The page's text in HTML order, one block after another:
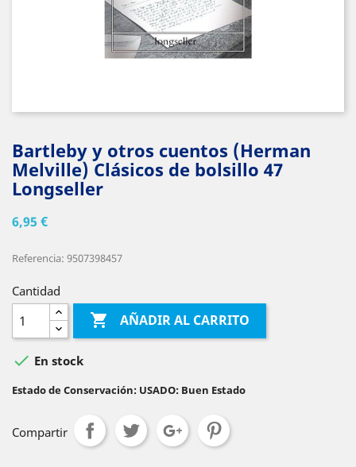
Bartleby y otros cuentos (Herman
Melville) Clásicos de bolsillo 47
Longseller
6,95 €
Referencia: 9507398457
Cantidad
 AÑADIR AL CARRITO
 En stock
Estado de Conservación: USADO: Buen Estado
Compartir